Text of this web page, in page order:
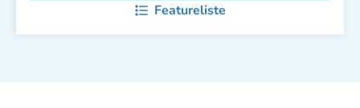
Featureliste